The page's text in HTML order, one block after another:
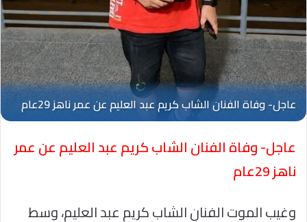
عاجل- وفاة الفنان الشاب كريم عبد العليم عن عمر
ناهز 29عام
وغيب الموت الفنان الشاب كريم عبد العليم، وسط